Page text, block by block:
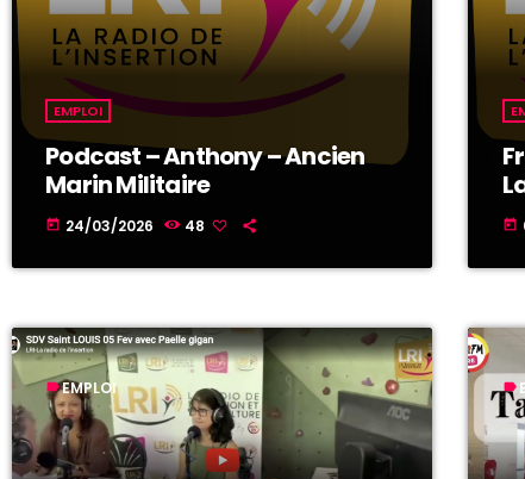
EMPLOI
Podcast – Anthony – Ancien
Marin Militaire
today 24/03/2026 48 today
labelEMPLOI label